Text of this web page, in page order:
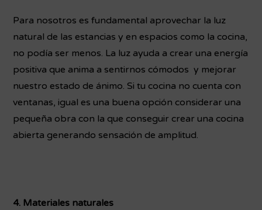
Para nosotros es fundamental aprovechar la luz
natural de las estancias y en espacios como la cocina,
no podía ser menos. La luz ayuda a crear una energía
positiva que anima a sentirnos cómodos y mejorar
nuestro estado de ánimo. Si tu cocina no cuenta con
ventanas, igual es una buena opción considerar una
pequeña obra con la que conseguir crear una cocina
abierta generando sensación de amplitud.
4. Materiales naturales